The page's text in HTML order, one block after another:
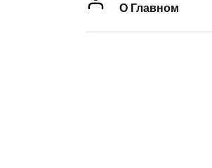
О Главном